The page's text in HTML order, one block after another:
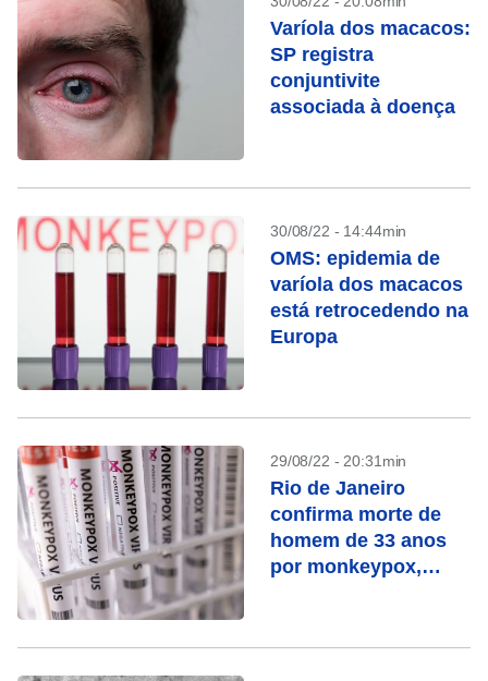
Varíola dos macacos:
SP registra
conjuntivite
associada à doença
30/08/22 - 14:44min
OMS: epidemia de
varíola dos macacos
está retrocedendo na
Europa
29/08/22 - 20:31min
Rio de Janeiro
confirma morte de
homem de 33 anos
por monkeypox,